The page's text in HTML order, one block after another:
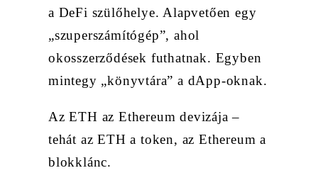
a DeFi szülőhelye. Alapvetően egy
„szuperszámítógép”, ahol
okosszerződések futhatnak. Egyben
mintegy „könyvtára” a dApp-oknak.
Az ETH az Ethereum devizája –
tehát az ETH a token, az Ethereum a
blokklánc.